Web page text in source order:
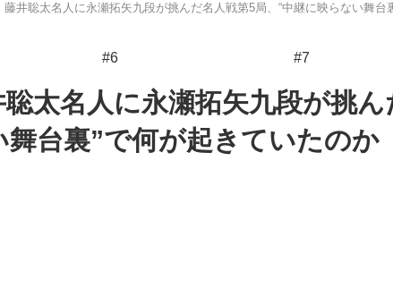
藤井聡太名人に永瀬拓矢九段が挑んだ名人戦第5局、“中継に映らない舞台
#6 #7
太名人に永瀬拓矢九段が挑
台裏”で何が起きていたのか